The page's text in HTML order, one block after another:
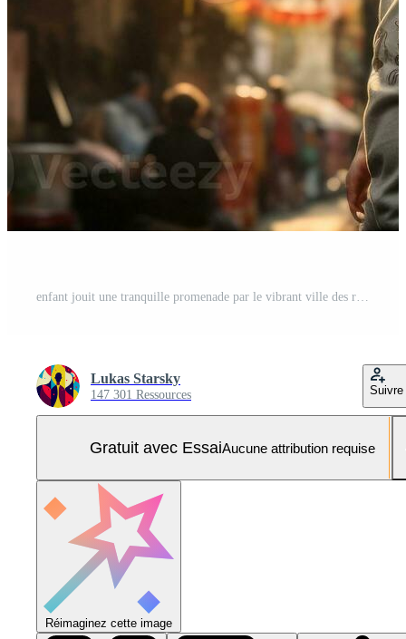
enfant jouit une tranquille promenade par le vibrant ville des rues ai génératif Photo Pro
Lukas Starsky
147 301 Ressources Suivre
Gratuit avec EssaiAucune attribution requise
Réimaginez cette image